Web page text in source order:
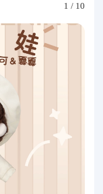
1 / 10